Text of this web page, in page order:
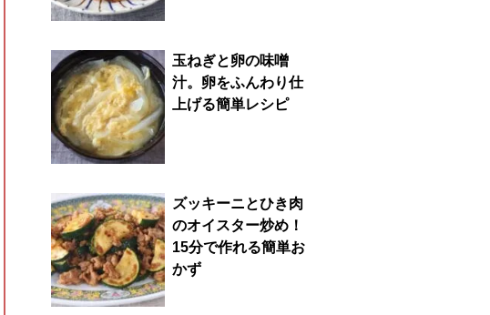
玉ねぎと卵の味噌
汁。卵をふんわり仕
上げる簡単レシピ
ズッキーニとひき肉
のオイスター炒め！
15分で作れる簡単お
かず